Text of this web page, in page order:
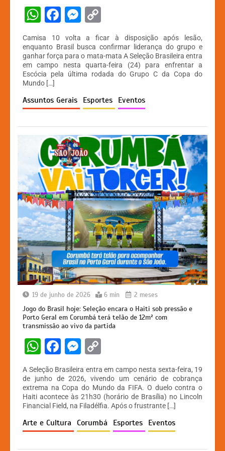
W
at
s
A
p
p
F
c
e
b
o
o
k
M
s
s
e
n
g
er
p
y
Li
n
k
Camisa 10 volta a ficar à disposição após lesão,
enquanto Brasil busca confirmar liderança do grupo e
ganhar força para o mata-mata A Seleção Brasileira entra
em campo nesta quarta-feira (24) para enfrentar a
Escócia pela última rodada do Grupo C da Copa do
Mundo […]
Assuntos Gerais Esportes Eventos
19 de junho de 2026 6 min 2 meses
Jogo do Brasil hoje: Seleção encara o Haiti sob pressão e
Porto Geral em Corumbá terá telão de 12m² com
transmissão ao vivo da partida
W
h
at
s
A
p
F
c
e
b
o
M
s
s
e
n
p
y
Li
n
A Seleção Brasileira entra em campo nesta sexta-feira, 19
de junho de 2026, vivendo um cenário de cobrança
extrema na Copa do Mundo da FIFA. O duelo contra o
Haiti acontece às 21h30 (horário de Brasília) no Lincoln
Financial Field, na Filadélfia. Após o frustrante […]
Arte e Cultura Corumbá Esportes Eventos